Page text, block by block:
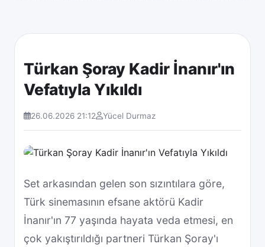
Türkan Şoray Kadir İnanır'ın
Vefatıyla Yıkıldı
26.06.2026 21:12 Yücel Durmaz
Set arkasından gelen son sızıntılara göre,
Türk sinemasının efsane aktörü Kadir
İnanır'ın 77 yaşında hayata veda etmesi, en
çok yakıştırıldığı partneri Türkan Şoray'ı